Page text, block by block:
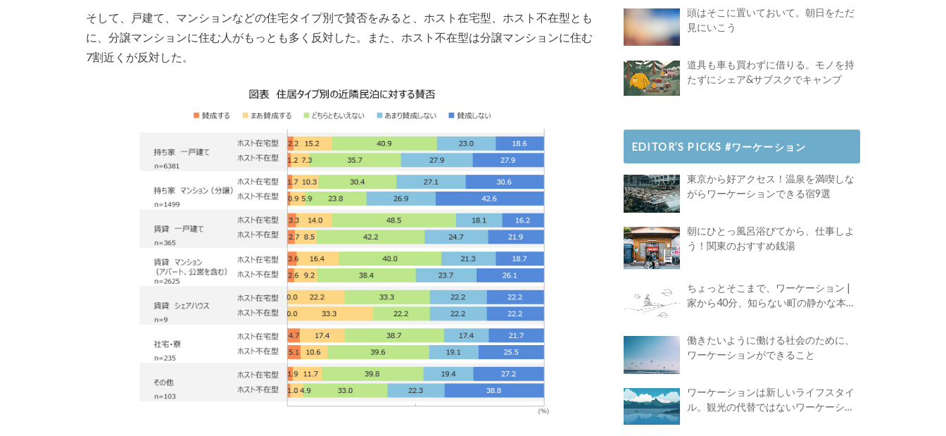
そして、戸建て、マンションなどの住宅タイプ別で賛否をみると、ホスト在宅型、ホスト不在型とも
に、分譲マンションに住む人がもっとも多く反対した。また、ホスト不在型は分譲マンションに住む
7割近くが反対した。
頭はそこに置いておいて。朝日をただ
見にいこう
道具も車も買わずに借りる。モノを持
たずにシェア&サブスクでキャンプ
EDITOR’S PICKS #ワーケーション
東京から好アクセス！温泉を満喫しな
がらワーケーションできる宿9選
朝にひとっ風呂浴びてから、仕事しよ
う！関東のおすすめ銭湯
ちょっとそこまで、ワーケーション |
家から40分、知らない町の静かな本屋
働きたいように働ける社会のために、
ワーケーションができること
ワーケーションは新しいライフスタイ
ル。観光の代替ではないワーケーショ